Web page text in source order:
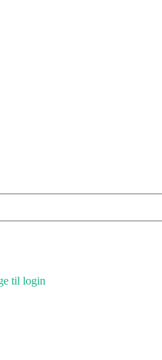
til login